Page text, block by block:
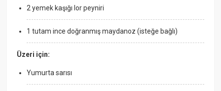
2 yemek kaşığı lor peyniri
1 tutam ince doğranmış maydanoz (isteğe bağlı)
Üzeri için:
Yumurta sarısı